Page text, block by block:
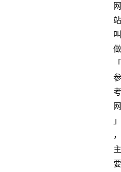
网
站
叫
做
「
参
考
网
」
，
主
要